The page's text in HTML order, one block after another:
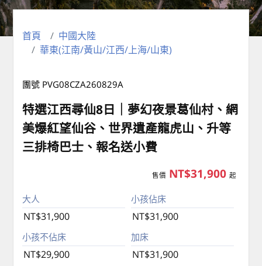
首頁
中國大陸
華東(江南/黃山/江西/上海/山東)
團號 PVG08CZA260829A
特選江西尋仙8日｜夢幻夜景葛仙村、網
美爆紅望仙谷、世界遺產龍虎山、升等
三排椅巴士、報名送小費
售價 NT$31,900 起
大人
NT$31,900
小孩佔床
NT$31,900
小孩不佔床
NT$29,900
加床
NT$31,900